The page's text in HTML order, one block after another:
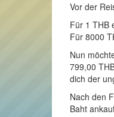
Vor der
Für 1 THB
Für 8000
Nun
799,00
dich der
Nach den
Baht